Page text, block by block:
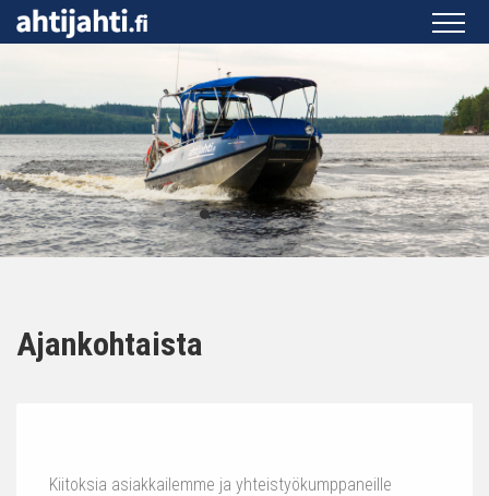
Ajankohtaista
Kiitoksia asiakkailemme ja yhteistyökumppaneille